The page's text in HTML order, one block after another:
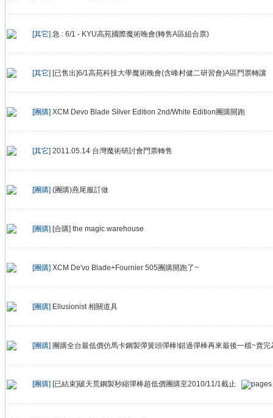
[其它] 急 : 6/1 - KYU高苑國際魔術晚會(轉售A區組合票)
[其它] [已售出]6/1高苑科技大學魔術晚會(含峰村健二研習會)A區門票轉讓
[團購] XCM Devo Blade Silver Edition 2nd/White Edition團購開跑
[其它] 2011.05.14 台灣魔術研討會門票轉售
[團購] (團購)燕尾服訂做
[團購] [合購] the magic warehouse
[團購] XCM De'vo Blade+Fournier 505團購開跑了~
[團購] Ellusionist 相關道具
[團購] 團購全台最低價仿馬卡鋼製彈簧頭彈棒!錯過彈棒再來最後一檔~賣完
[團購] [已結束]破天荒鋼製秒縮彈棒超低價團購至2010/11/1截止